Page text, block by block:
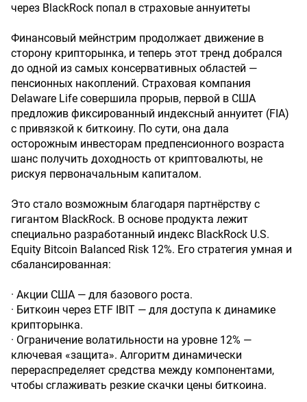
через BlackRock попал в страховые аннуитеты
Финансовый мейнстрим продолжает движение в
сторону крипторынка, и теперь этот тренд добрался
до одной из самых консервативных областей —
пенсионных накоплений. Страховая компания
Delaware Life совершила прорыв, первой в США
предложив фиксированный индексный аннуитет (FIA)
с привязкой к биткоину. По сути, она дала
осторожным инвесторам предпенсионного возраста
шанс получить доходность от криптовалюты, не
рискуя первоначальным капиталом.
Это стало возможным благодаря партнёрству с
гигантом BlackRock. В основе продукта лежит
специально разработанный индекс BlackRock U.S.
Equity Bitcoin Balanced Risk 12%. Его стратегия умная и
сбалансированная:
· Акции США — для базового роста.
· Биткоин через ETF IBIT — для доступа к динамике
крипторынка.
· Ограничение волатильности на уровне 12% —
ключевая «защита». Алгоритм динамически
перераспределяет средства между компонентами,
чтобы сглаживать резкие скачки цены биткоина.